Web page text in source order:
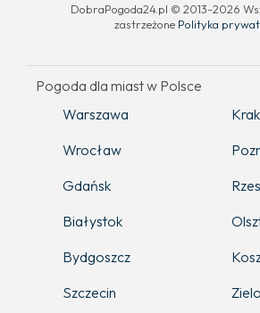
DobraPogoda24.pl © 2013-2026
zastrzeżone Polityka
Pogoda dla miast w Polsce
Warszawa
Wrocław
Gdańsk
Białystok
Bydgoszcz
Szczecin